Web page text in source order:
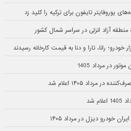
آزاد انزلی در سراسر شمال کشور
رانا، تارا و دنا به قیمت کارخانه رسیدند